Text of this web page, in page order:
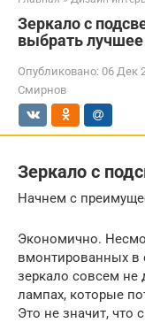
Зеркало с
выбрать лучшее
Опубликовано: 06 Дек
Смирнов
Зеркало с
Начнем с
Экономично.
вмонтированных в
зеркало совсем не
лампах, которые
Это не значит, что